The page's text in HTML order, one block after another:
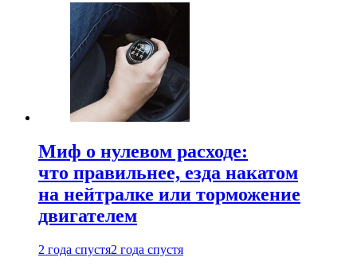
Миф о нулевом расходе:
что правильнее, езда накатом
на нейтралке или торможение
двигателем
2 года спустя2 года спустя